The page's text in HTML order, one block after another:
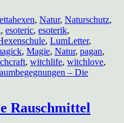
, Natur, Naturschutz,
, esoteric, esoterik,
, LumLetter,
, Magie, Natur, pagan,
, witchlife, witchlove,
– Die
Rauschmittel